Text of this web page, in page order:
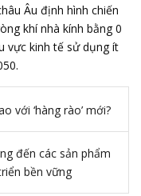
Âu định hình chiến
khí nhà kính bằng 0
vực kinh tế sử dụng ít
đến các sản phẩm
bền vững